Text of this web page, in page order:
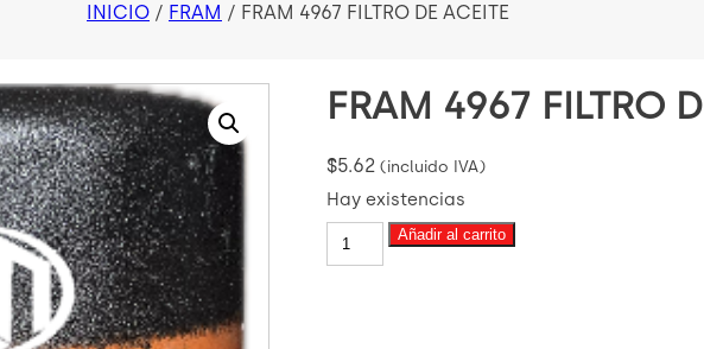
INICIO / FRAM / FRAM 4967 FILTRO DE ACEITE
FRAM 4967 FILTRO
$5.62 (incluido IVA)
Hay existencias
4967
Añadir al carrito